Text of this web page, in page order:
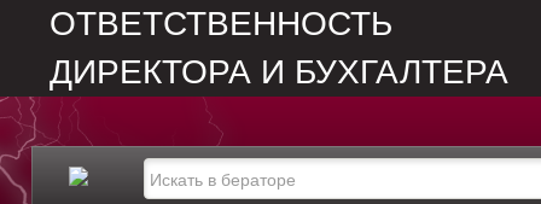
ОТВЕТСТВЕННОСТЬ
ДИРЕКТОРА И БУХГАЛТЕРА